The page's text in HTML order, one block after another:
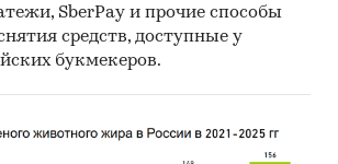
исследование. Поиск и анализ
из различных источников,
расчетов. Статистика и
Современные
методы прогнозирования с
SberPay и прочие способы
средств, доступные у
букмекеров.